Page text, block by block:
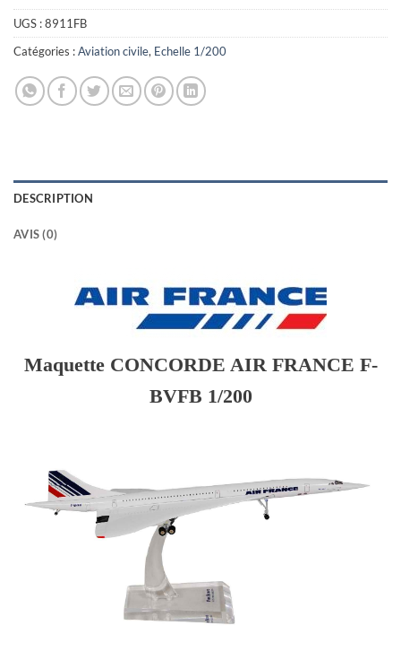
UGS :8911FB
Catégories :Aviation civile, Echelle 1/200
DESCRIPTION
AVIS (0)
Maquette CONCORDE AIR FRANCE F-
BVFB 1/200